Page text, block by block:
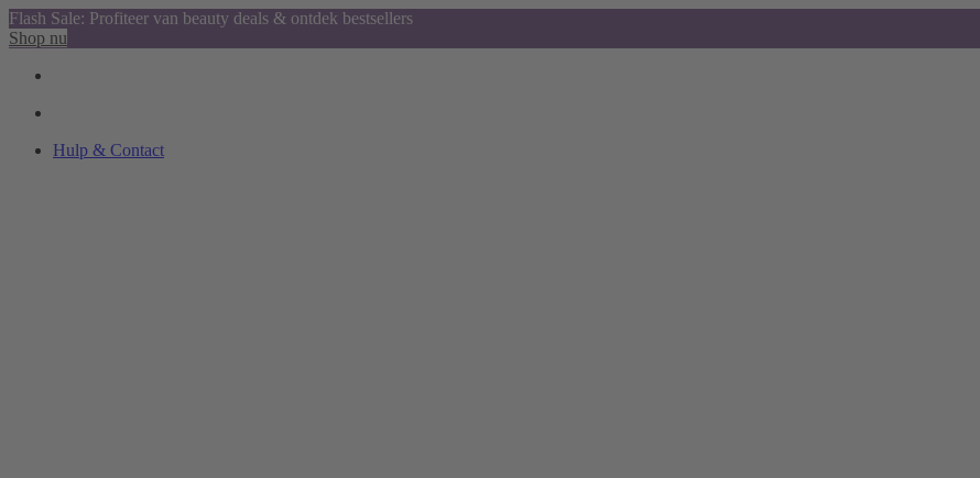
Flash Sale: Profiteer van beauty deals & ontdek bestsellers
Shop nu
Hulp & Contact